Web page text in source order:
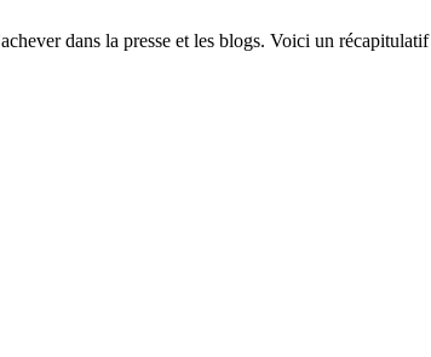
dans la presse et les blogs. Voici un récapitulatif